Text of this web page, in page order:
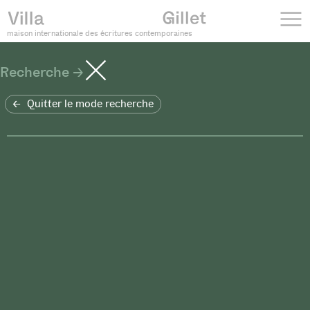
maison internationale des écritures contemporaines
Recherche
Quitter le mode recherche